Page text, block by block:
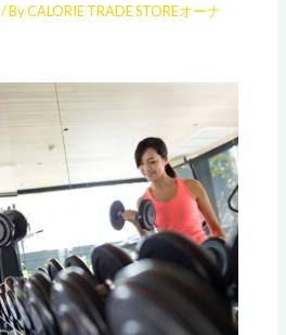
/ ByCALORIE TRADE STOREオーナ